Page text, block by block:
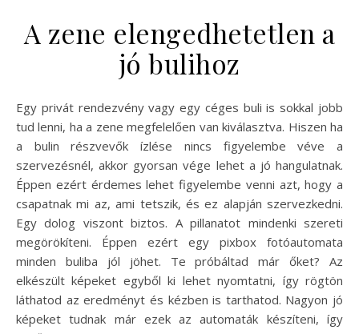
A zene elengedhetetlen a
jó bulihoz
Egy privát rendezvény vagy egy céges buli is sokkal jobb
tud lenni, ha a zene megfelelően van kiválasztva. Hiszen ha
a bulin részvevők ízlése nincs figyelembe véve a
szervezésnél, akkor gyorsan vége lehet a jó hangulatnak.
Éppen ezért érdemes lehet figyelembe venni azt, hogy a
csapatnak mi az, ami tetszik, és ez alapján szervezkedni.
Egy dolog viszont biztos. A pillanatot mindenki szereti
megörökíteni. Éppen ezért egy pixbox fotóautomata
minden buliba jól jöhet. Te próbáltad már őket? Az
elkészült képeket egyből ki lehet nyomtatni, így rögtön
láthatod az eredményt és kézben is tarthatod. Nagyon jó
képeket tudnak már ezek az automaták készíteni, így